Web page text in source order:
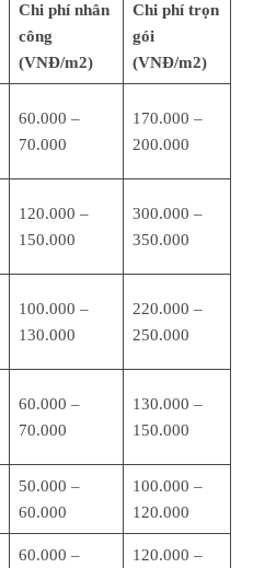
Chi phí nhân
công
(VNĐ/m2)
Chi phí trọn
gói
(VNĐ/m2)
60.000 –
70.000
170.000 –
200.000
120.000 –
150.000
300.000 –
350.000
100.000 –
130.000
220.000 –
250.000
60.000 –
70.000
130.000 –
150.000
50.000 –
60.000
100.000 –
120.000
60.000 –
120.000 –